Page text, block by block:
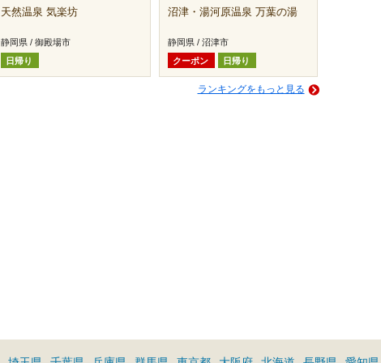
天然温泉 気楽坊
静岡県 / 御殿場市
日帰り
沼津・湯河原温泉 万葉の湯
静岡県 / 沼津市
クーポン
日帰り
ランキングをもっと見る